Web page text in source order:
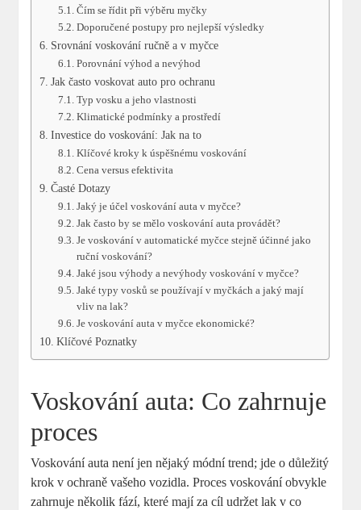
Čím se řídit při výběru myčky
Doporučené postupy pro nejlepší výsledky
Srovnání voskování ručně a v myčce
Porovnání výhod a nevýhod
Jak často voskovat auto pro ochranu
Typ vosku a jeho vlastnosti
Klimatické podmínky a prostředí
Investice do voskování: Jak na to
Klíčové kroky k úspěšnému voskování
Cena versus efektivita
Časté Dotazy
Jaký je účel voskování auta v myčce?
Jak často by se mělo voskování auta provádět?
Je voskování v automatické myčce stejně účinné jako
ruční voskování?
Jaké jsou výhody a nevýhody voskování v myčce?
Jaké typy vosků se používají v myčkách a jaký mají
vliv na lak?
Je voskování auta v myčce ekonomické?
Klíčové Poznatky
Voskování auta: Co zahrnuje
proces
Voskování auta není jen nějaký módní trend; jde o důležitý
krok v ochraně vašeho vozidla. Proces voskování obvykle
zahrnuje několik fází, které mají za cíl udržet lak v co